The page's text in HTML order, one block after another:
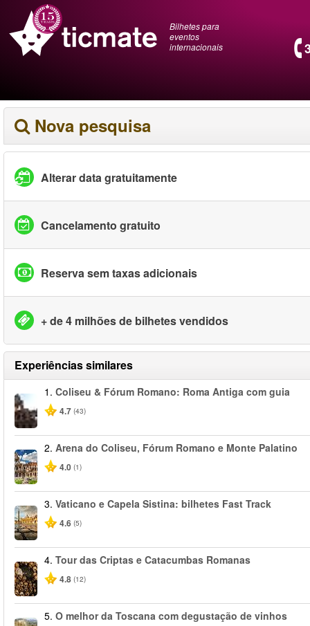
Bilhetes para
eventos
internacionais
Nova pesquisa
Alterar data gratuitamente
Cancelamento gratuito
Reserva sem taxas adicionais
+ de 4 milhões de bilhetes vendidos
Experiências similares
1. Coliseu & Fórum Romano: Roma Antiga com guia
4.7 (43)
2. Arena do Coliseu, Fórum Romano e Monte Palatino
4.0 (1)
3. Vaticano e Capela Sistina: bilhetes Fast Track
4.6 (5)
4. Tour das Criptas e Catacumbas Romanas
4.8 (12)
5. O melhor da Toscana com degustação de vinhos